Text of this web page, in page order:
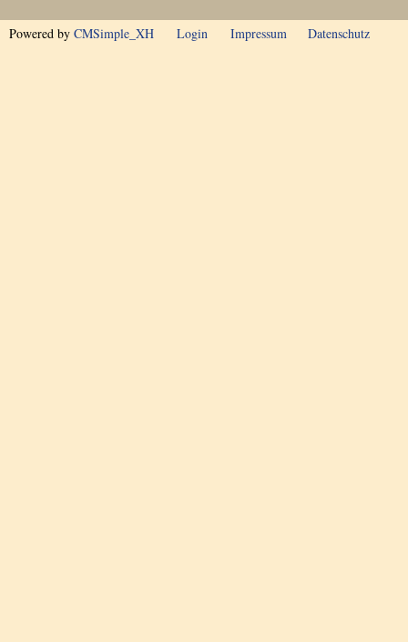
Powered by CMSimple_XH Login Impressum Datenschutz